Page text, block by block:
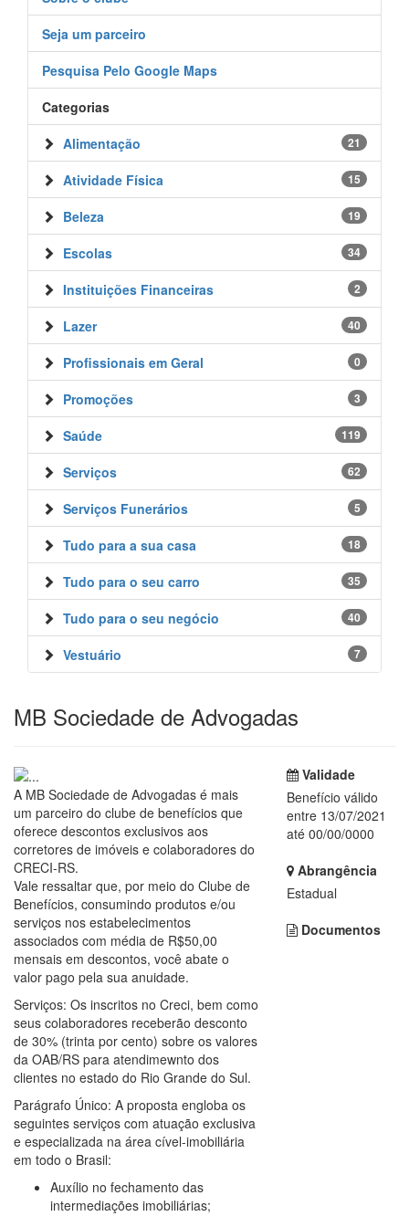
Seja um parceiro
Pesquisa Pelo Google Maps
Categorias
21
Alimentação
15
Atividade Física
19
Beleza
34
Escolas
2
Instituições Financeiras
40
Lazer
0
Profissionais em Geral
3
Promoções
119
Saúde
62
Serviços
5
Serviços Funerários
18
Tudo para a sua casa
35
Tudo para o seu carro
40
Tudo para o seu negócio
7
Vestuário
MB Sociedade de Advogadas
A MB Sociedade de Advogadas é mais
um parceiro do clube de benefícios que
oferece descontos exclusivos aos
corretores de imóveis e colaboradores do
CRECI-RS.
Vale ressaltar que, por meio do Clube de
Benefícios, consumindo produtos e/ou
serviços nos estabelecimentos
associados com média de R$50,00
mensais em descontos, você abate o
valor pago pela sua anuidade.
Serviços: Os inscritos no Creci, bem como
seus colaboradores receberão desconto
de 30% (trinta por cento) sobre os valores
da OAB/RS para atendimewnto dos
clientes no estado do Rio Grande do Sul.
Parágrafo Único: A proposta engloba os
seguintes serviços com atuação exclusiva
e especializada na área cível-imobiliária
em todo o Brasil:
Auxílio no fechamento das
intermediações imobiliárias;
Validade
Benefício válido
entre 13/07/2021
até 00/00/0000
Abrangência
Estadual
Documentos